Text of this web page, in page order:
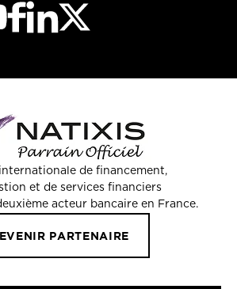
de financement,
et de services financiers
acteur bancaire en France.
PARTENAIRE